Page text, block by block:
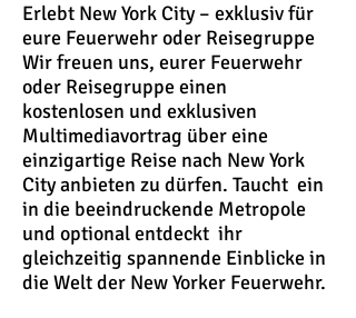
Erlebt New York City – exklusiv für
eure Feuerwehr oder Reisegruppe
Wir freuen uns, eurer Feuerwehr
oder Reisegruppe einen
kostenlosen und exklusiven
Multimediavortrag über eine
einzigartige Reise nach New York
City anbieten zu dürfen. Taucht ein
in die beeindruckende Metropole
und optional entdeckt ihr
gleichzeitig spannende Einblicke in
die Welt der New Yorker Feuerwehr.